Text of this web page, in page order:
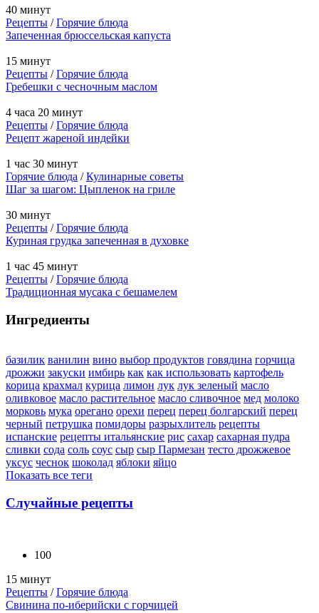
40 минут
Рецепты /Горячие блюда
Запеченная брюссельская капуста
15 минут
Рецепты /Горячие блюда
Гребешки с чесночным маслом
4 часа 20 минут
Рецепты /Горячие блюда
Рецепт жареной индейки
1 час 30 минут
Горячие блюда /Кулинарные советы
Шаг за шагом: Цыпленок на гриле
30 минут
Рецепты /Горячие блюда
Куриная грудка запеченная в духовке
1 час 45 минут
Рецепты /Горячие блюда
Традиционная мусака с бешамелем
Ингредиенты
базилик ванилин вино выбор продуктов говядина горчица
дрожжи закуски имбирь как как использовать картофель
корица крахмал курица лимон лук лук зеленый масло
оливковое масло растительное масло сливочное мед молоко
морковь мука орегано орехи перец перец болгарский перец
черный петрушка помидоры разрыхлитель рецепты
испанские рецепты итальянские рис сахар сахарная пудра
сливки сода соль соус сыр сыр Пармезан тесто дрожжевое
уксус чеснок шоколад яблоки яйцо
Показать все теги
Случайные рецепты
100
15 минут
Рецепты /Горячие блюда
Свинина по-иберийски с горчицей